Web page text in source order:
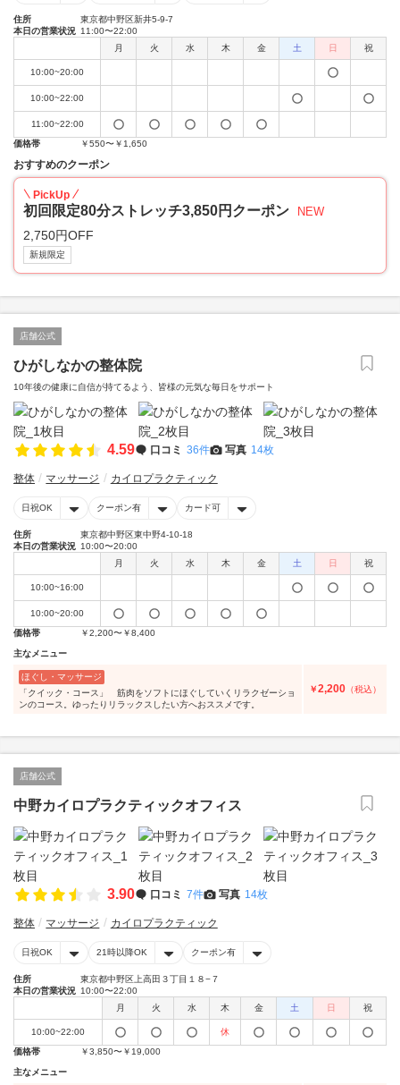
住所
東京都中野区新井5-9-7
本日の営業状況 11:00〜22:00
月
火 水 木 金 土 日 祝
10:00~20:00
10:00~22:00
11:00~22:00
価格帯
￥550〜￥1,650
おすすめのクーポン
PickUp
初回限定80分ストレッチ3,850円クーポン NEW
2,750円OFF
新規限定
店舗公式
ひがしなかの整体院
10年後の健康に自信が持てるよう、皆様の元気な毎日をサポート
4.59 口コミ 36件 写真 14枚
整体 マッサージ カイロプラクティック
日祝OK クーポン有 カード可
住所
東京都中野区東中野4-10-18
本日の営業状況 10:00〜20:00
月
火 水 木 金 土 日 祝
10:00~16:00
10:00~20:00
価格帯
￥2,200〜￥8,400
主なメニュー
ほぐし・マッサージ
「クイック・コース」 筋肉をソフトにほぐしていくリラクゼーショ
ンのコース。ゆったりリラックスしたい方へおススメです。
￥2,200 （税込）
店舗公式
中野カイロプラクティックオフィス
3.90 口コミ 7件 写真 14枚
整体 マッサージ カイロプラクティック
日祝OK 21時以降OK クーポン有
住所
東京都中野区上高田３丁目１８−７
本日の営業状況 10:00〜22:00
月
火 水 木 金 土 日 祝
10:00~22:00
休
価格帯
￥3,850〜￥19,000
主なメニュー